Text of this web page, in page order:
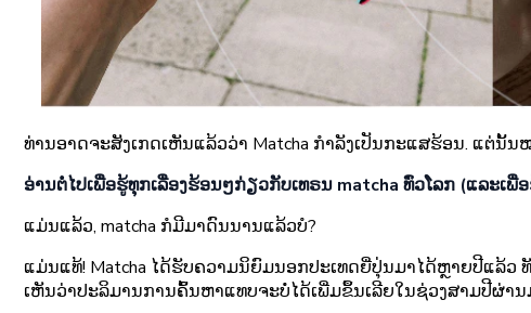
ທ່ານອາດຈະສັງເກດເຫັນແລ້ວວ່າ Matcha ກຳລັງເປັນກະແສຮ້ອນ. ແຕ່
ອ່ານຕໍ່ໄປເພື່ອຮູ້ທຸກເລື່ອງຮ້ອນໆກ່ຽວກັບເທຣນ matcha ທົ່ວໂລກ (ແລະເ
ແມ່ນແລ້ວ, matcha ກໍມີມາດົນນານແລ້ວບໍ?
ແມ່ນແທ້! Matcha ໄດ້ຮັບຄວາມນິຍົມນອກປະເທດຍີ່ປຸ່ນມາໄດ້ຫຼາຍປີແລ້ວ
ເຫັນວ່າປະລິມານການຄົ້ນຫາແທບຈະບໍ່ໄດ້ເພີ່ມຂຶ້ນເລີຍໃນຊ່ວງສາມປີຜ່ານ